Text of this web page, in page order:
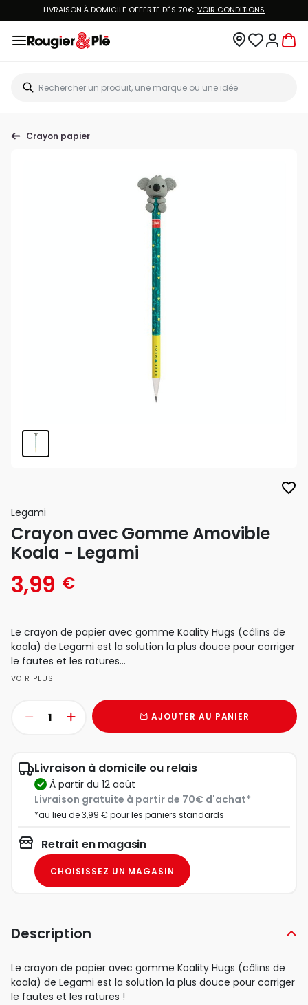
LIVRAISON À DOMICILE OFFERTE DÈS 70€.VOIR CONDITIONS
Crayon papier
favorite_border
Legami
Crayon avec Gomme Amovible
Koala - Legami
3,99 €
Le crayon de papier avec gomme Koality Hugs (câlins de
koala) de Legami est la solution la plus douce pour corriger
le fautes et les ratures...
VOIR PLUS
AJOUTER AU PANIER
Livraison à domicile ou relais
à partir du 12 août
Livraison gratuite à partir de 70€ d'achat*
*au lieu de 3,99 € pour les paniers standards
Retrait en magasin
CHOISISSEZ UN MAGASIN
Description
Le crayon de papier avec gomme Koality Hugs (câlins de
koala) de Legami est la solution la plus douce pour corriger
le fautes et les ratures !